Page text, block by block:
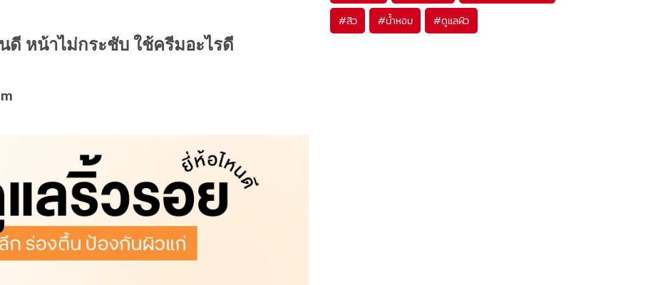
ดี หน้าไม่กระชับ ใช้ครีมอะไรดี
#สิว #น้ำหอม #ดูแลผิว